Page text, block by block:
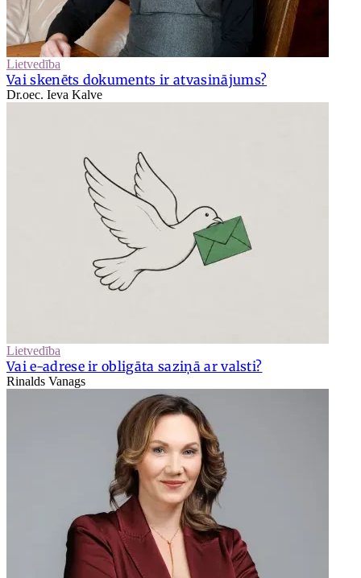
Lietvedība
Vai skenēts dokuments ir atvasinājums?
Dr.oec. Ieva Kalve
Lietvedība
Vai e-adrese ir obligāta saziņā ar valsti?
Rinalds Vanags